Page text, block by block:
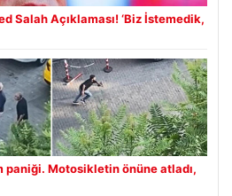
Salah Açıklaması! ‘Biz İstemedik,
paniği. Motosikletin önüne atladı,